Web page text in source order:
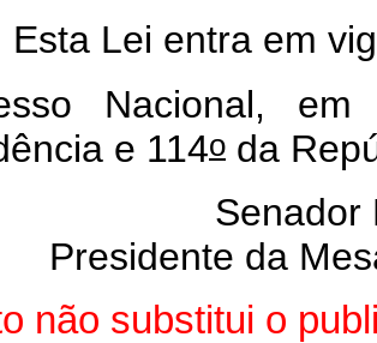
Esta Lei entra em
Nacional,
e 114o da
Senador
Presidente da
não substitui o